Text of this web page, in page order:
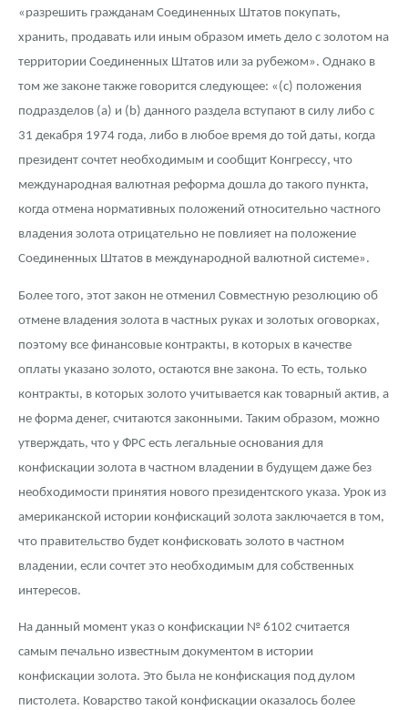
«разрешить гражданам Соединенных Штатов покупать,
хранить, продавать или иным образом иметь дело с золотом на
территории Соединенных Штатов или за рубежом». Однако в
том же законе также говорится следующее: «(с) положения
подразделов (а) и (b) данного раздела вступают в силу либо с
31 декабря 1974 года, либо в любое время до той даты, когда
президент сочтет необходимым и сообщит Конгрессу, что
международная валютная реформа дошла до такого пункта,
когда отмена нормативных положений относительно частного
владения золота отрицательно не повлияет на положение
Соединенных Штатов в международной валютной системе».
Более того, этот закон не отменил Совместную резолюцию об
отмене владения золота в частных руках и золотых оговорках,
поэтому все финансовые контракты, в которых в качестве
оплаты указано золото, остаются вне закона. То есть, только
контракты, в которых золото учитывается как товарный актив, а
не форма денег, считаются законными. Таким образом, можно
утверждать, что у ФРС есть легальные основания для
конфискации золота в частном владении в будущем даже без
необходимости принятия нового президентского указа. Урок из
американской истории конфискаций золота заключается в том,
что правительство будет конфисковать золото в частном
владении, если сочтет это необходимым для собственных
интересов.
На данный момент указ о конфискации № 6102 считается
самым печально известным документом в истории
конфискации золота. Это была не конфискация под дулом
пистолета. Коварство такой конфискации оказалось более